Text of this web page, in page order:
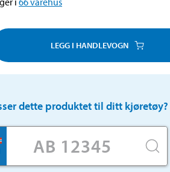
LEGG I HANDLEVOGN
dette produktet til ditt kjøretøy?